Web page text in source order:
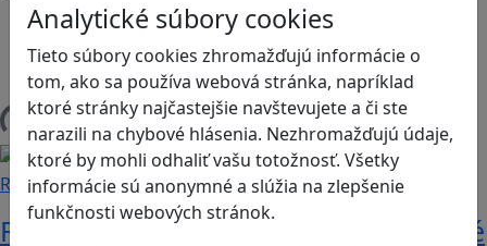
Analytické súbory cookies
Tieto súbory cookies zhromažďujú informácie o
tom, ako sa používa webová stránka, napríklad
ktoré stránky najčastejšie navštevujete a či ste
narazili na chybové hlásenia. Nezhromažďujú údaje,
ktoré by mohli odhaliť vašu totožnosť. Všetky
informácie sú anonymné a slúžia na zlepšenie
funkčnosti webových stránok.
Android
Herná konzola
Stolové, kartové
Načítam blogy
Recenzie
Rébusy sú hlavolamy do vrecka, ktoré